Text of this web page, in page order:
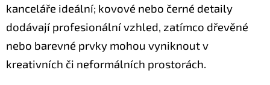
kanceláře ideální; kovové nebo černé detaily
dodávají profesionální vzhled, zatímco dřevěné
nebo barevné prvky mohou vyniknout v
kreativních či neformálních prostorách.